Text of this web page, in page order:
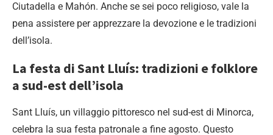
Ciutadella e Mahón. Anche se sei poco religioso, vale la
pena assistere per apprezzare la devozione e le tradizioni
dell’isola.
La festa di Sant Lluís: tradizioni e folklore
a sud-est dell’isola
Sant Lluís, un villaggio pittoresco nel sud-est di Minorca,
celebra la sua festa patronale a fine agosto. Questo